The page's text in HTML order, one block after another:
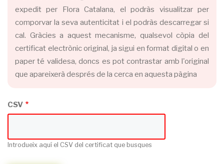
expedit per Flora Catalana, el podràs visualitzar per
comporvar la seva autenticitat i el podràs descarregar si
cal. Gràcies a aquest mecanisme, qualsevol còpia del
certificat electrònic original, ja sigui en format digital o en
paper té validesa, doncs es pot contrastar amb l'original
que apareixerà després de la cerca en aquesta pàgina
CSV
Introdueix aquí el CSV del certificat que busques